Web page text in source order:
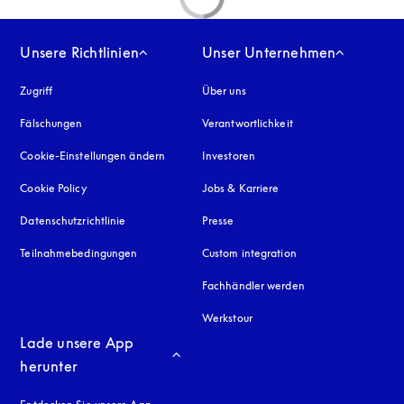
Unsere Richtlinien
Zugriff öffnet sich in einem neuen Tab
Fälschungen öffnet sich in einem neuen Tab
Cookie-Einstellungen ändern
Cookie Policyöffnet sich in einem neuen Tab
Datenschutzrichtlinie öffnet sich in einem neuen Tab
Teilnahmebedingungen
Unser Unternehmen
Über uns
Verantwortlichkeit
Investoren
Jobs & Karriere
Presse
Custom integration
Fachhändler werden
Werkstour
Lade unsere App
herunter